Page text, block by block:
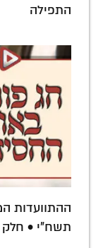
התפילה
ההתוועדות
תשח"י • חלק